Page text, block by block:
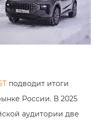
подводит итоги
России. В 2025
аудитории две